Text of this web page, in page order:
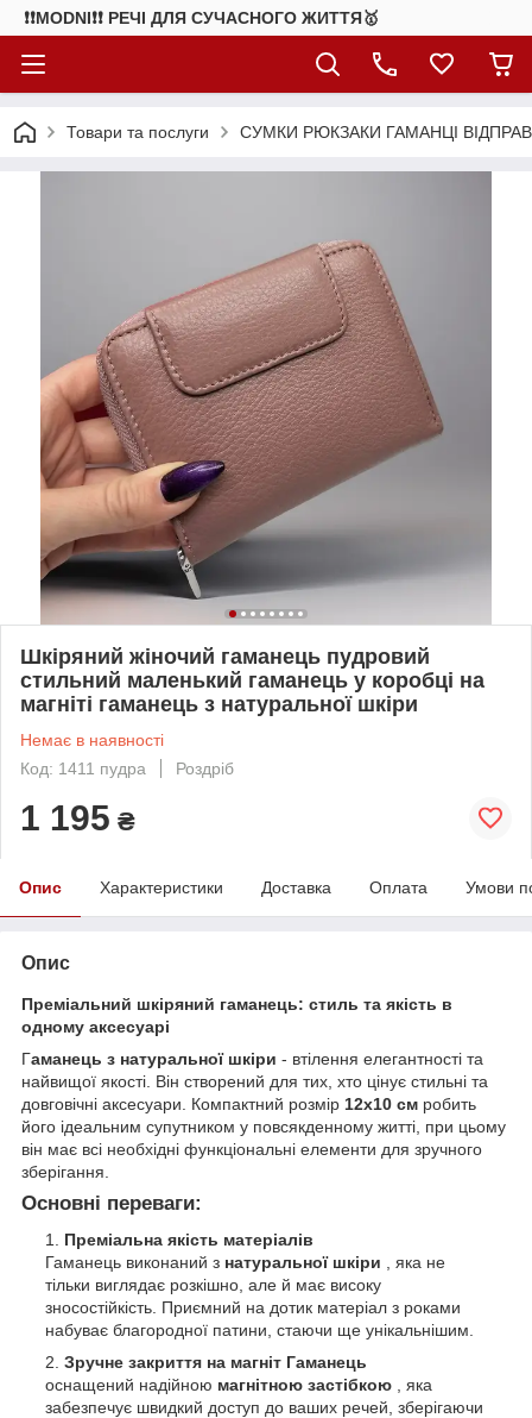
❗❗MODNI❗❗ РЕЧІ ДЛЯ СУЧАСНОГО ЖИТТЯ🥇
Товари та послуги СУМКИ РЮКЗАКИ ГАМАНЦІ
Шкіряний жіночий гаманець пудровий
стильний маленький гаманець у коробці на
магніті гаманець з натуральної шкіри
Немає в наявності
Код: 1411 пудра
Роздріб
1 195 ₴
Опис Характеристики Доставка Оплата Умови
Опис
Преміальний шкіряний гаманець: стиль та якість в
одному аксесуарі
Гаманець з натуральної шкіри - втілення елегантності та
найвищої якості. Він створений для тих, хто цінує стильні та
довговічні аксесуари. Компактний розмір 12х10 см робить
його ідеальним супутником у повсякденному житті, при цьому
він має всі необхідні функціональні елементи для зручного
зберігання.
Основні переваги:
Преміальна якість матеріалів
Гаманець виконаний з натуральної шкіри , яка не
тільки виглядає розкішно, але й має високу
зносостійкість. Приємний на дотик матеріал з роками
набуває благородної патини, стаючи ще унікальнішим.
Зручне закриття на магніт Гаманець
оснащений надійною магнітною застібкою , яка
забезпечує швидкий доступ до ваших речей, зберігаючи